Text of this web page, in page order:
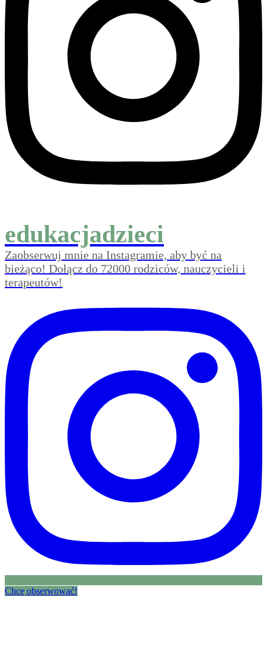
edukacjadzieci
Zaobserwuj mnie na Instagramie, aby być na
bieżąco! Dołącz do 72000 rodziców, nauczycieli i
terapeutów!
Chcę obserwować!